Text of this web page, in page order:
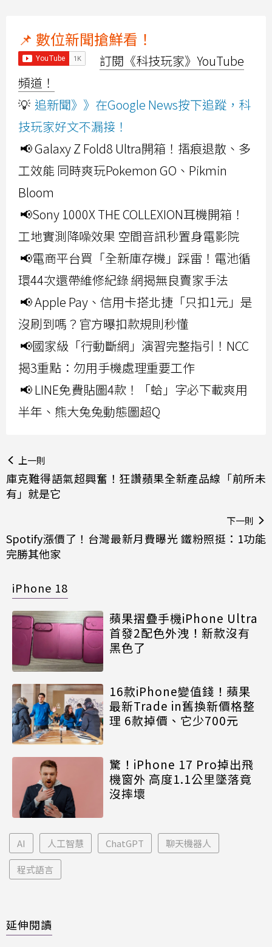
📌 數位新聞搶鮮看！
訂閱《科技玩家》YouTube
頻道！
💡 追新聞》》在Google News按下追蹤，科
技玩家好文不漏接！
📢 Galaxy Z Fold8 Ultra開箱！摺痕退散、多
工效能 同時爽玩Pokemon GO、Pikmin
Bloom
📢Sony 1000X THE COLLEXION耳機開箱！
工地實測降噪效果 空間音訊秒置身電影院
📢電商平台買「全新庫存機」踩雷！電池循
環44次還帶維修紀錄 網揭無良賣家手法
📢 Apple Pay、信用卡搭北捷「只扣1元」是
沒刷到嗎？官方曝扣款規則秒懂
📢國家級「行動斷網」演習完整指引！NCC
揭3重點：勿用手機處理重要工作
📢 LINE免費貼圖4款！「蛤」字必下載爽用
半年、熊大兔兔動態圖超Q
上一則
庫克難得語氣超興奮！狂讚蘋果全新產品線「前所未
有」就是它
下一則
Spotify漲價了！台灣最新月費曝光 鐵粉照挺：1功能
完勝其他家
iPhone 18
蘋果摺疊手機iPhone Ultra
首發2配色外洩！新款沒有
黑色了
16款iPhone變值錢！蘋果
最新Trade in舊換新價格整
理 6款掉價、它少700元
驚！iPhone 17 Pro掉出飛
機窗外 高度1.1公里墜落竟
沒摔壞
AI 人工智慧 ChatGPT 聊天機器人
程式語言
延伸閱讀